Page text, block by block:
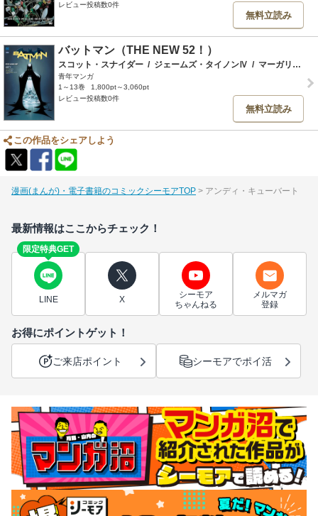
レビュー投稿数0件
無料立読み
バットマン（THE NEW 52！）
スコット・スナイダー / ジェームズ・タイノンⅣ / マーガリート・ベネット
青年マンガ
1～13巻
1,800pt～3,060pt
レビュー投稿数0件
無料立読み
この作品をシェアしよう
漫画(まんが)・電子書籍のコミックシーモアTOP アンディ・キューバート
最新情報はここからチェック！
限定特典GET
LINE X
シーモア
ちゃんねる
メルマガ
登録
お得にポイントゲット！
ご来店ポイント シーモアでポイ活